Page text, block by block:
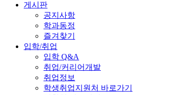
게시판
공지사항
학과동정
즐겨찾기
입학/취업
입학 Q&A
취업/커리어개발
취업정보
학생취업지원처 바로가기